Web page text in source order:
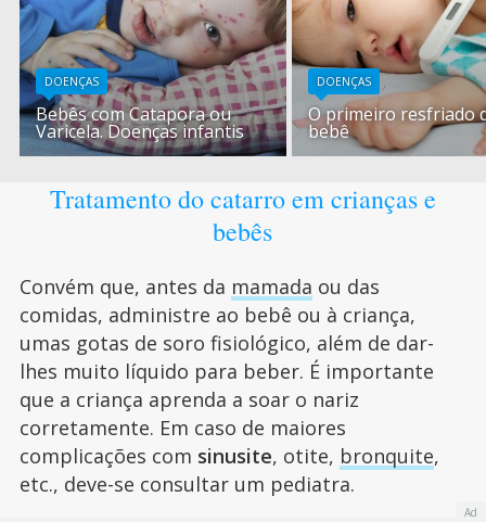
DOENÇAS
Bebês com Catapora ou
Varicela. Doenças infantis
DOENÇAS
O primeiro resfriado
bebê
Tratamento do catarro em crianças e
bebês
Convém que, antes da mamada ou das
comidas, administre ao bebê ou à criança,
umas gotas de soro fisiológico, além de dar-
lhes muito líquido para beber. É importante
que a criança aprenda a soar o nariz
corretamente. Em caso de maiores
complicações com sinusite, otite, bronquite,
etc., deve-se consultar um pediatra.
Ad